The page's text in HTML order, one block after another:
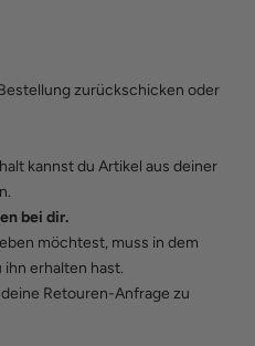
zurückschicken oder
kannst du Artikel aus deiner
bei dir.
möchtest, muss in dem
erhalten hast.
Retouren-Anfrage zu